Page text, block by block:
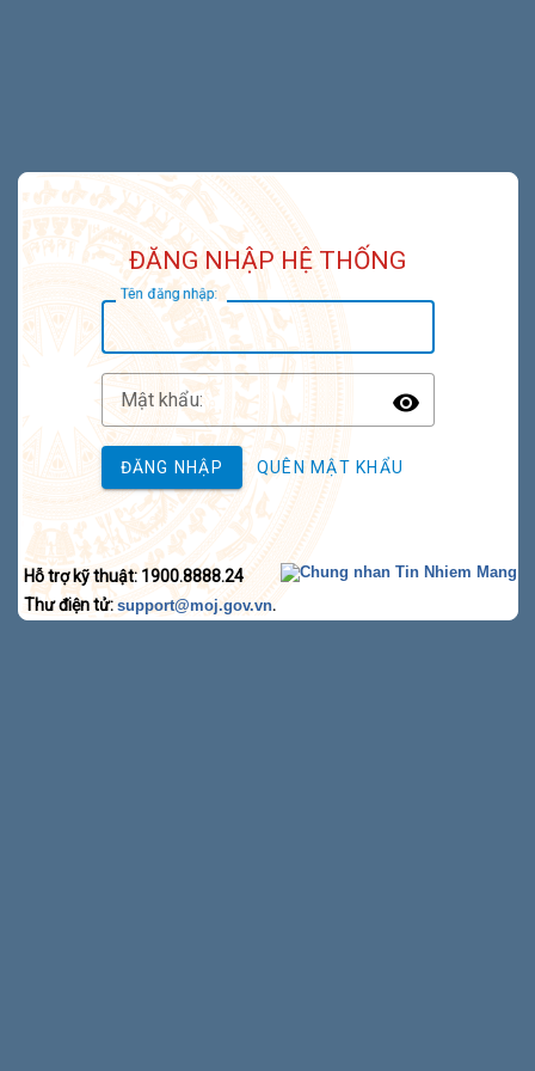
ĐĂNG NHẬP HỆ THỐNG
Tên đăng nhập:
Mật khẩu:
Toggle
ĐĂNG NHẬP QUÊN MẬT KHẨU
Hỗ trợ kỹ thuật: 1900.8888.24
Thư điện tử: support@moj.gov.vn.